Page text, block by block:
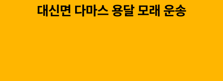
대신면 다마스 용달 모래 운송